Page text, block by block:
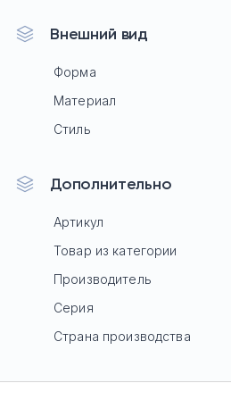
Внешний вид
Форма
Материал
Стиль
Дополнительно
Артикул
Товар из категории
Производитель
Серия
Страна производства